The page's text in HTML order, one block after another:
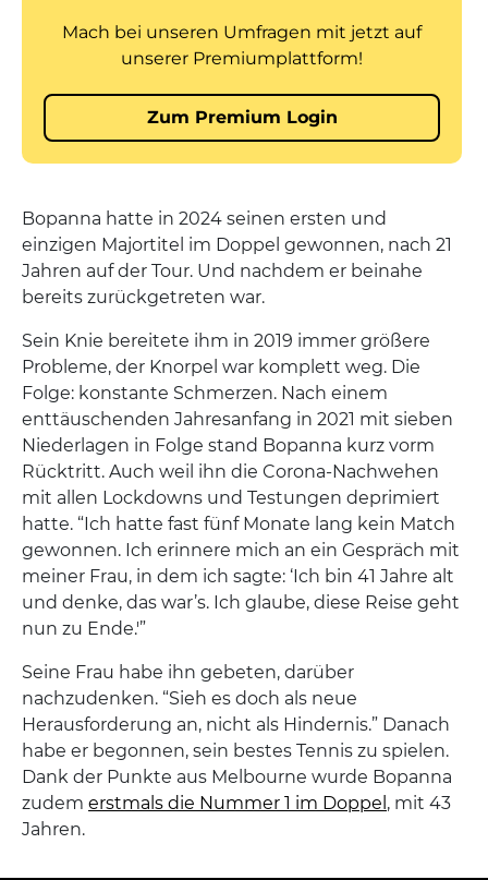
Bopanna hatte in 2024 seinen ersten und
einzigen Majortitel im Doppel gewonnen, nach 21
Jahren auf der Tour. Und nachdem er beinahe
bereits zurückgetreten war.
Sein Knie bereitete ihm in 2019 immer größere
Probleme, der Knorpel war komplett weg. Die
Folge: konstante Schmerzen. Nach einem
enttäuschenden Jahresanfang in 2021 mit sieben
Niederlagen in Folge stand Bopanna kurz vorm
Rücktritt. Auch weil ihn die Corona-Nachwehen
mit allen Lockdowns und Testungen deprimiert
hatte. “Ich hatte fast fünf Monate lang kein Match
gewonnen. Ich erinnere mich an ein Gespräch mit
meiner Frau, in dem ich sagte: ‘Ich bin 41 Jahre alt
und denke, das war’s. Ich glaube, diese Reise geht
nun zu Ende.'”
Seine Frau habe ihn gebeten, darüber
nachzudenken. “Sieh es doch als neue
Herausforderung an, nicht als Hindernis.” Danach
habe er begonnen, sein bestes Tennis zu spielen.
Dank der Punkte aus Melbourne wurde Bopanna
zudem erstmals die Nummer 1 im Doppel , mit 43
Jahren.